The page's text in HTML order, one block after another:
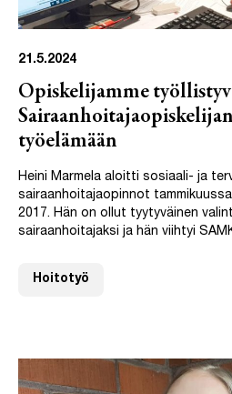
21.5.2024
Opiskelijamme
työelämään
Heini Marmela aloitti sosiaali- ja
sairaanhoitajaopinnot
2017. Hän on ollut tyytyväinen
sairaanhoitajaksi ja hän viihtyi
Hoitotyö